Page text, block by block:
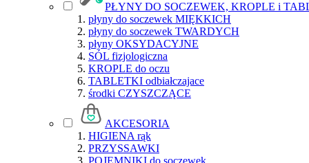
PŁYNY DO SOCZEWEK, KROPLE i
płyny do soczewek MIĘKKICH
płyny do soczewek TWARDYCH
płyny OKSYDACYJNE
SÓL fizjologiczna
KROPLE do oczu
TABLETKI odbiałczajace
środki CZYSZCZĄCE
AKCESORIA
HIGIENA rąk
PRZYSSAWKI
POJEMNIKI do soczewek